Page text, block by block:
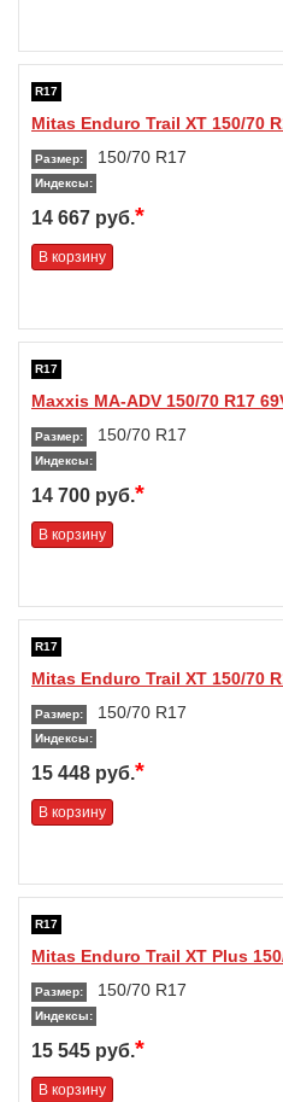
R17
Mitas Enduro Trail XT 150/70
Размер: 150/70 R17
Индексы:
14 667 руб.*
В корзину
R17
Maxxis MA-ADV 150/70 R17
Размер: 150/70 R17
Индексы:
14 700 руб.*
В корзину
R17
Mitas Enduro Trail XT 150/70
Размер: 150/70 R17
Индексы:
15 448 руб.*
В корзину
R17
Mitas Enduro Trail XT Plus
Размер: 150/70 R17
Индексы:
15 545 руб.*
В корзину